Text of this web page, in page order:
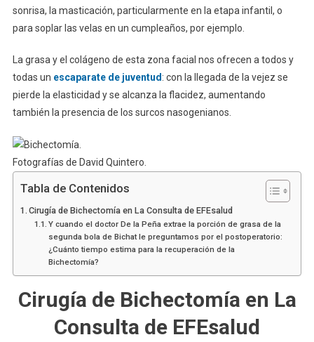
sonrisa, la masticación, particularmente en la etapa infantil, o
para soplar las velas en un cumpleaños, por ejemplo.
La grasa y el colágeno de esta zona facial nos ofrecen a todos y
todas un escaparate de juventud: con la llegada de la vejez se
pierde la elasticidad y se alcanza la flacidez, aumentando
también la presencia de los surcos nasogenianos.
Fotografías de David Quintero.
Tabla de Contenidos
Cirugía de Bichectomía en La Consulta de EFEsalud
Y cuando el doctor De la Peña extrae la porción de grasa de la
segunda bola de Bichat le preguntamos por el postoperatorio:
¿Cuánto tiempo estima para la recuperación de la
Bichectomía?
Cirugía de Bichectomía en La
Consulta de EFEsalud